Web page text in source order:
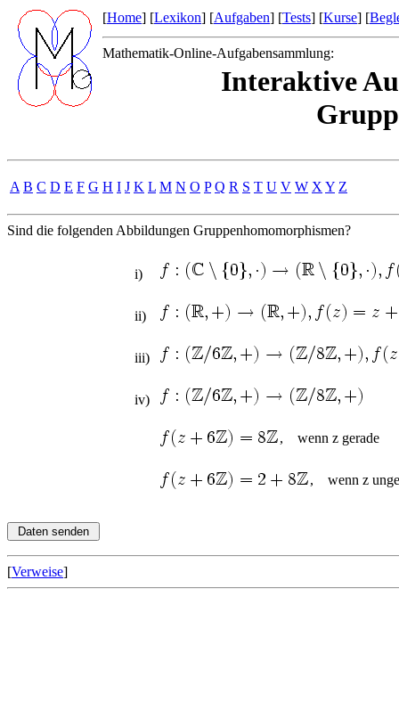
[Home] [Lexikon] [Aufgaben] [Tests] [Kurse] [
Mathematik-Online-Aufgabensammlung:
Interaktive
A B C D E F G H I J K L M N O P Q R S T U V W X Y Z
Sind die folgenden Abbildungen Gruppenhomomorphismen?
i)
ii)
iii)
iv)
, wenn z gerade
, wenn z
[Verweise]